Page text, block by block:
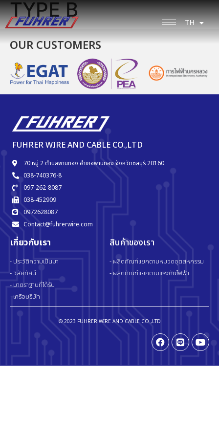
TH
EN
TYPE B
OUR CUSTOMERS
FUHRER WIRE AND CABLE CO.,LTD
70 หมู่ 2 ตำบลพานทอง อำเภอพานทอง จังหวัดชลบุรี 20160
038-740376-8
097-262-8087
038-452909
0972628087
Contact@fuhrerwire.com
เกี่ยวกับเรา
- ประวัติความเป็นมา
- วิสัยทัศน์
- มาตราฐานที่ได้รับ
- เครือบริษัท
สินค้าของเรา
- ผลิตภัณฑ์แยกตามหมวดอุตสหกรรม
- ผลิตภัณฑ์แยกตามแรงดันไฟฟ้า
© 2023 FUHRER WIRE AND CABLE CO.,LTD